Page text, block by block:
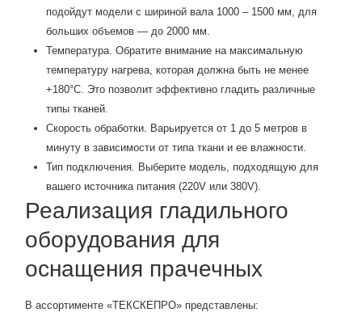
подойдут модели с шириной вала 1000 – 1500 мм, для
больших объемов — до 2000 мм.
Температура. Обратите внимание на максимальную
температуру нагрева, которая должна быть не менее
+180°C. Это позволит эффективно гладить различные
типы тканей.
Скорость обработки. Варьируется от 1 до 5 метров в
минуту в зависимости от типа ткани и ее влажности.
Тип подключения. Выберите модель, подходящую для
вашего источника питания (220V или 380V).
Реализация гладильного
оборудования для
оснащения прачечных
В ассортименте «ТЕКСКЕПРО» представлены: